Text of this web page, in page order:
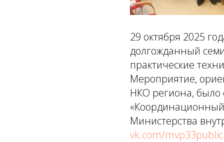
29 октября 2025
долгожданный
практические
Мероприятие,
НКО региона, было
Министерства
vk.com/mvp33public